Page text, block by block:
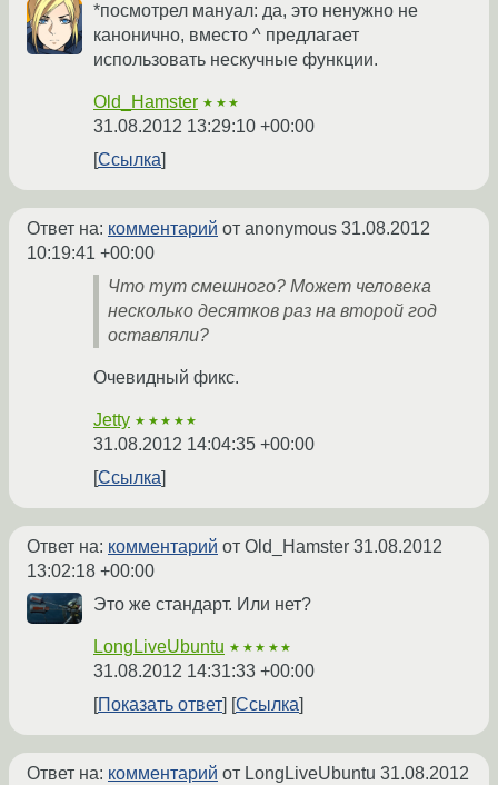
*посмотрел мануал: да, это ненужно не
канонично, вместо ^ предлагает
использовать нескучные функции.
Old_Hamster ★★★
31.08.2012 13:29:10 +00:00
Ссылка
Ответ на: комментарий от anonymous 31.08.2012
10:19:41 +00:00
Что тут смешного? Может человека
несколько десятков раз на второй год
оставляли?
Очевидный фикс.
Jetty ★★★★★
31.08.2012 14:04:35 +00:00
Ссылка
Ответ на: комментарий от Old_Hamster 31.08.2012
13:02:18 +00:00
Это же стандарт. Или нет?
LongLiveUbuntu ★★★★★
31.08.2012 14:31:33 +00:00
Показать ответ
Ссылка
Ответ на: комментарий от LongLiveUbuntu 31.08.2012